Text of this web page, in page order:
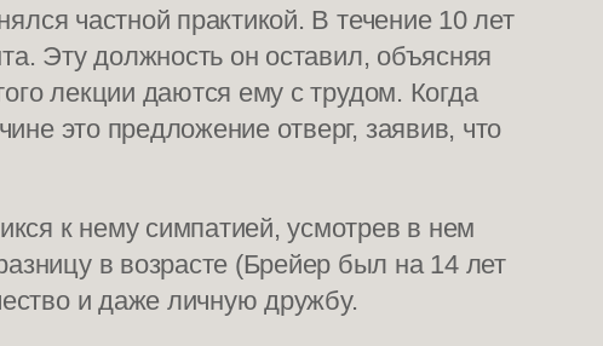
частной практикой. В течение 10 лет
Эту должность он оставил, объясняя
лекции даются ему с трудом. Когда
это предложение отверг, заявив, что
к нему симпатией, усмотрев в нем
в возрасте (Брейер был на 14 лет
и даже личную дружбу.